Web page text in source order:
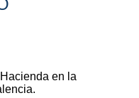
en la